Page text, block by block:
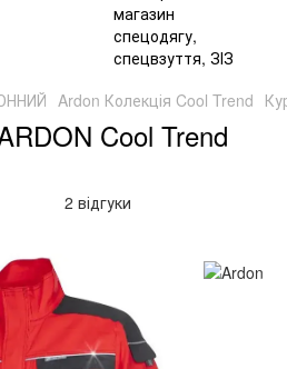
Ardon Колекція Cool Trend
Cool Trend
2 відгуки